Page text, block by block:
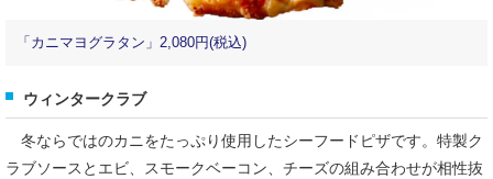
「カニマヨグラタン」2,080円(税込)
ウィンタークラブ
冬ならではのカニをたっぷり使用したシーフードピザです。特製ク
ラブソースとエビ、スモークベーコン、チーズの組み合わせが相性抜